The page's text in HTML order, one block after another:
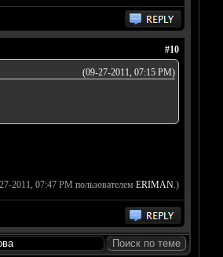
#10
(09-27-2011, 07:15 PM)
2011, 07:47 PM пользователем ERIMAN.)